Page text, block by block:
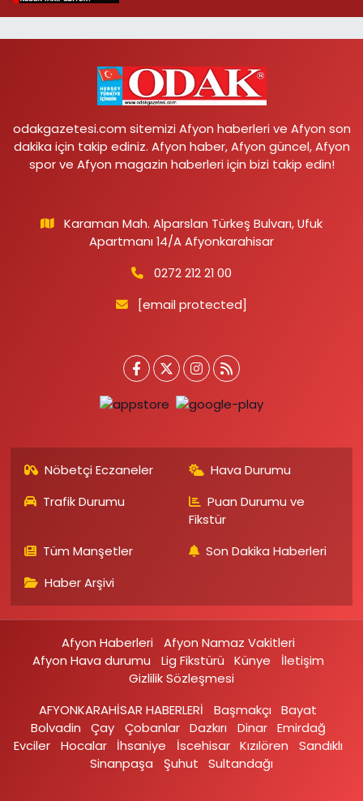
odakgazetesi.com sitemizi Afyon haberleri ve Afyon son
dakika için takip ediniz. Afyon haber, Afyon güncel, Afyon
spor ve Afyon magazin haberleri için bizi takip edin!
Karaman Mah. Alparslan Türkeş Bulvarı, Ufuk
Apartmanı 14/A Afyonkarahisar
0272 212 21 00
[email protected]
Nöbetçi Eczaneler
Hava Durumu
Trafik Durumu
Puan Durumu ve
Fikstür
Tüm Manşetler
Son Dakika Haberleri
Haber Arşivi
Afyon Haberleri
Afyon Namaz Vakitleri
Afyon Hava durumu
Lig Fikstürü Künye
İletişim
Gizlilik Sözleşmesi
AFYONKARAHİSAR HABERLERİ
Başmakçı
Bayat
Bolvadin
Çay Çobanlar Dazkırı Dinar Emirdağ‎
Evciler‎
Hocalar İhsaniye‎ İscehisar Kızılören‎
Sandıklı‎
Sinanpaşa
Şuhut Sultandağı